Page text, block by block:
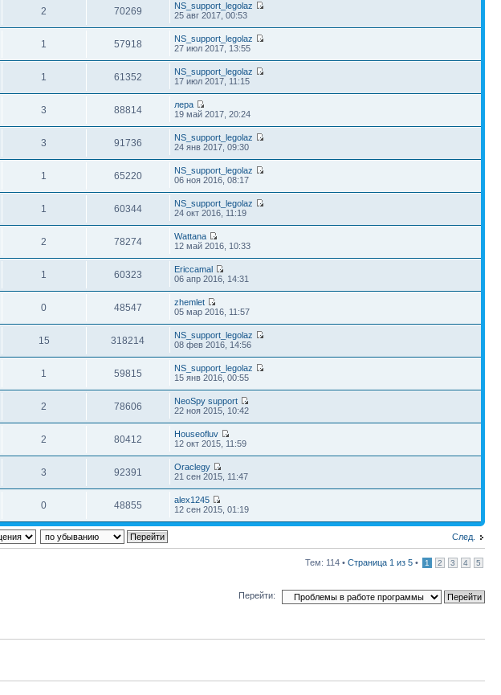
2 70269
NS_support_legolaz
25 авг 2017, 00:53
1 57918
NS_support_legolaz
27 июл 2017, 13:55
1 61352
NS_support_legolaz
17 июл 2017, 11:15
3 88814
лера
19 май 2017, 20:24
3 91736
NS_support_legolaz
24 янв 2017, 09:30
1 65220
NS_support_legolaz
06 ноя 2016, 08:17
1 60344
NS_support_legolaz
24 окт 2016, 11:19
2 78274
Wattana
12 май 2016, 10:33
1 60323
Ericcamal
06 апр 2016, 14:31
0 48547
zhemlet
05 мар 2016, 11:57
15 318214
NS_support_legolaz
08 фев 2016, 14:56
1 59815
NS_support_legolaz
15 янв 2016, 00:55
2 78606
NeoSpy support
22 ноя 2015, 10:42
2 80412
Houseofluv
12 окт 2015, 11:59
3 92391
Oraclegy
21 сен 2015, 11:47
0 48855
alex1245
12 сен 2015, 01:19
След.
Тем: 114 • Страница 1 из 5 • 1 2 3 4 5
Перейти: